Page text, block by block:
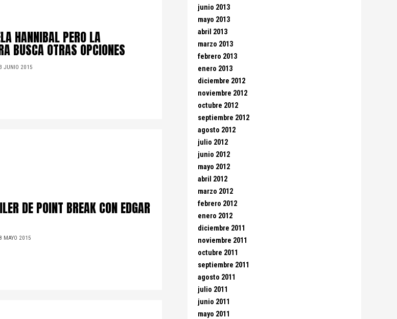
HANNIBAL PERO LA
BUSCA OTRAS OPCIONES
JUNIO 2015
DE POINT BREAK CON EDGAR
MAYO 2015
junio 2013
mayo 2013
abril 2013
marzo 2013
febrero 2013
enero 2013
diciembre 2012
noviembre 2012
octubre 2012
septiembre 2012
agosto 2012
julio 2012
junio 2012
mayo 2012
abril 2012
marzo 2012
febrero 2012
enero 2012
diciembre 2011
noviembre 2011
octubre 2011
septiembre 2011
agosto 2011
julio 2011
junio 2011
mayo 2011